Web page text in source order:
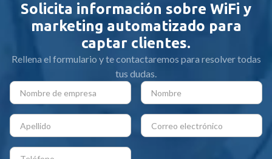
Solicita información sobre WiFi y
marketing automatizado para
captar clientes.
Rellena el formulario y te contactaremos para resolver todas
tus dudas.